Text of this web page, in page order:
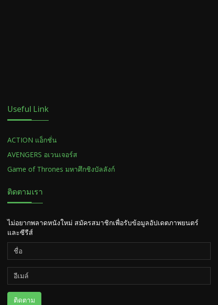
Useful Link
ACTION แอ็กชั่น
AVENGERS อเวนเจอร์ส
Game of Thrones มหาศึกชิงบัลลังก์
ติดตามเรา
ไม่อยากพลาดหนังใหม่ สมัครสมาชิกเพื่อรับข้อมูลอัปเดตภาพยนตร์
และซีรีส์
ติดตาม